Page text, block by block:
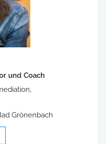
und Coach
Grönenbach